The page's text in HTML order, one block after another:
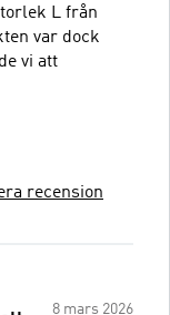
L från
var dock
vi att
recension
8 mars 2026